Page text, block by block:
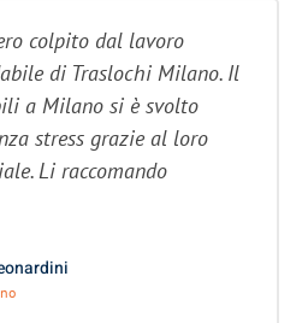
colpito dal lavoro
di Traslochi Milano. Il
a Milano si è svolto
stress grazie al loro
Li raccomando